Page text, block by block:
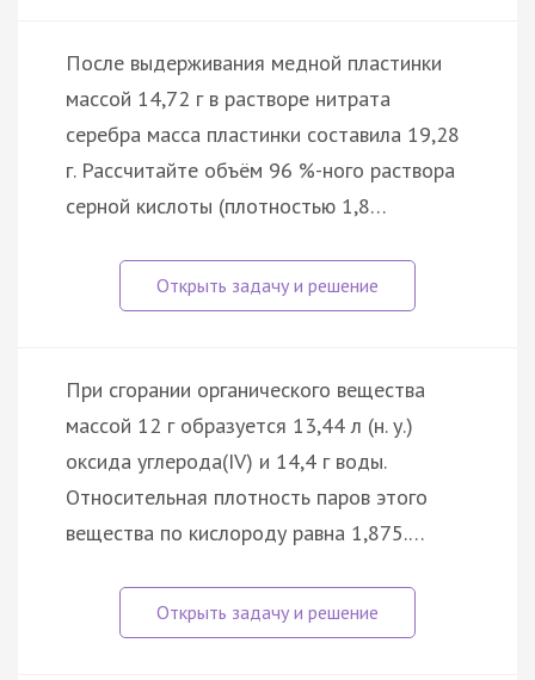
После выдерживания медной пластинки
массой 14,72 г в растворе нитрата
серебра масса пластинки составила 19,28
г. Рассчитайте объём 96 %-ного раствора
серной кислоты (плотностью 1,8…
При сгорании органического вещества
массой 12 г образуется 13,44 л (н. у.)
оксида углерода(IV) и 14,4 г воды.
Относительная плотность паров этого
вещества по кислороду равна 1,875.…